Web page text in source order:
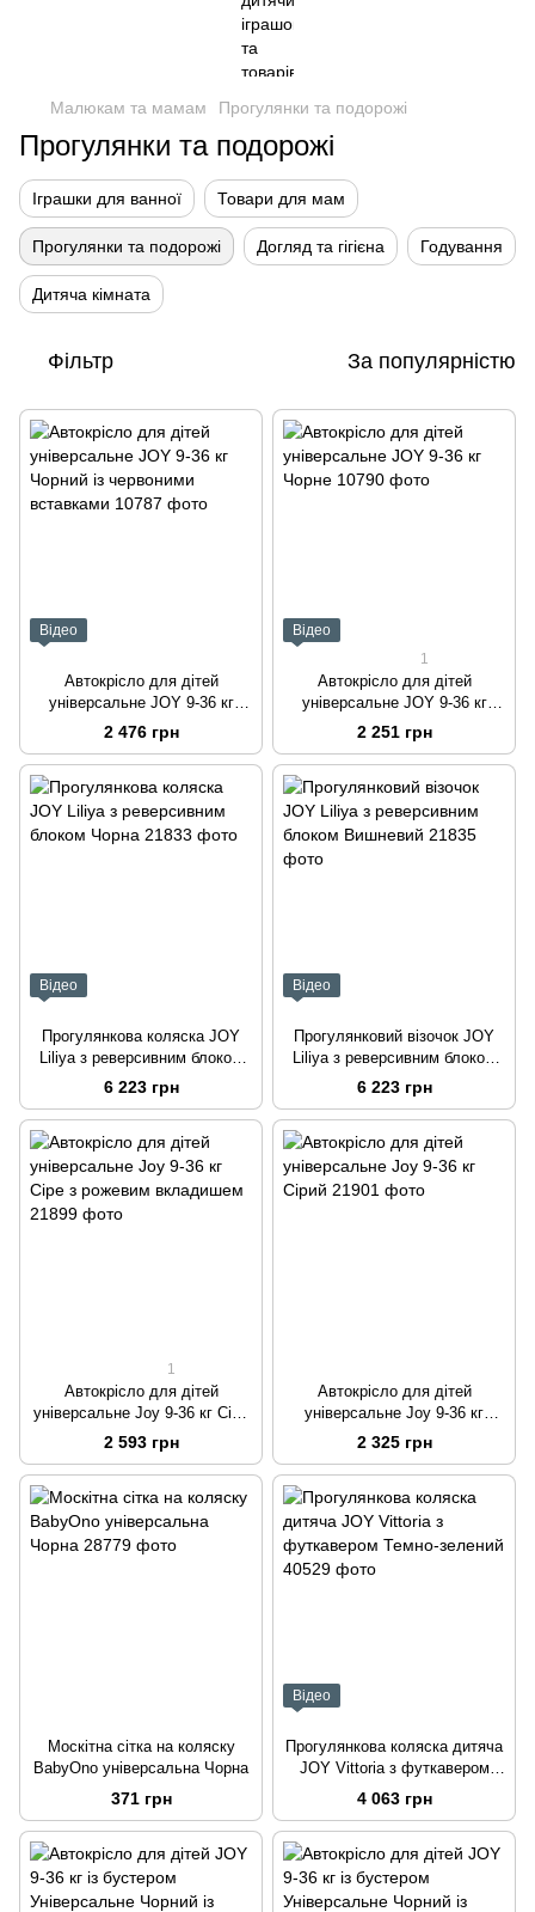
Малюкам та мамам Прогулянки та подорожі
Прогулянки та подорожі
Іграшки для ванної Товари для мам
Прогулянки та подорожі Догляд та гігієна Годування
Дитяча кімната
Фільтр За популярністю
Відео
Автокрісло для дітей
універсальне JOY 9-36 кг
Чорний із червоними
вставками
2 476 грн
Відео
1
Автокрісло для дітей
універсальне JOY 9-36 кг
Чорне
2 251 грн
Відео
Прогулянкова коляска JOY
Liliya з реверсивним блоком
Чорна
6 223 грн
Відео
Прогулянковий візочок JOY
Liliya з реверсивним блоком
Вишневий
6 223 грн
1
Автокрісло для дітей
універсальне Joy 9-36 кг Сіре
з рожевим вкладишем
2 593 грн
Автокрісло для дітей
універсальне Joy 9-36 кг
Сірий
2 325 грн
Москітна сітка на коляску
BabyOno універсальна Чорна
371 грн
Відео
Прогулянкова коляска дитяча
JOY Vittoria з футкавером
Темно-зелений
4 063 грн